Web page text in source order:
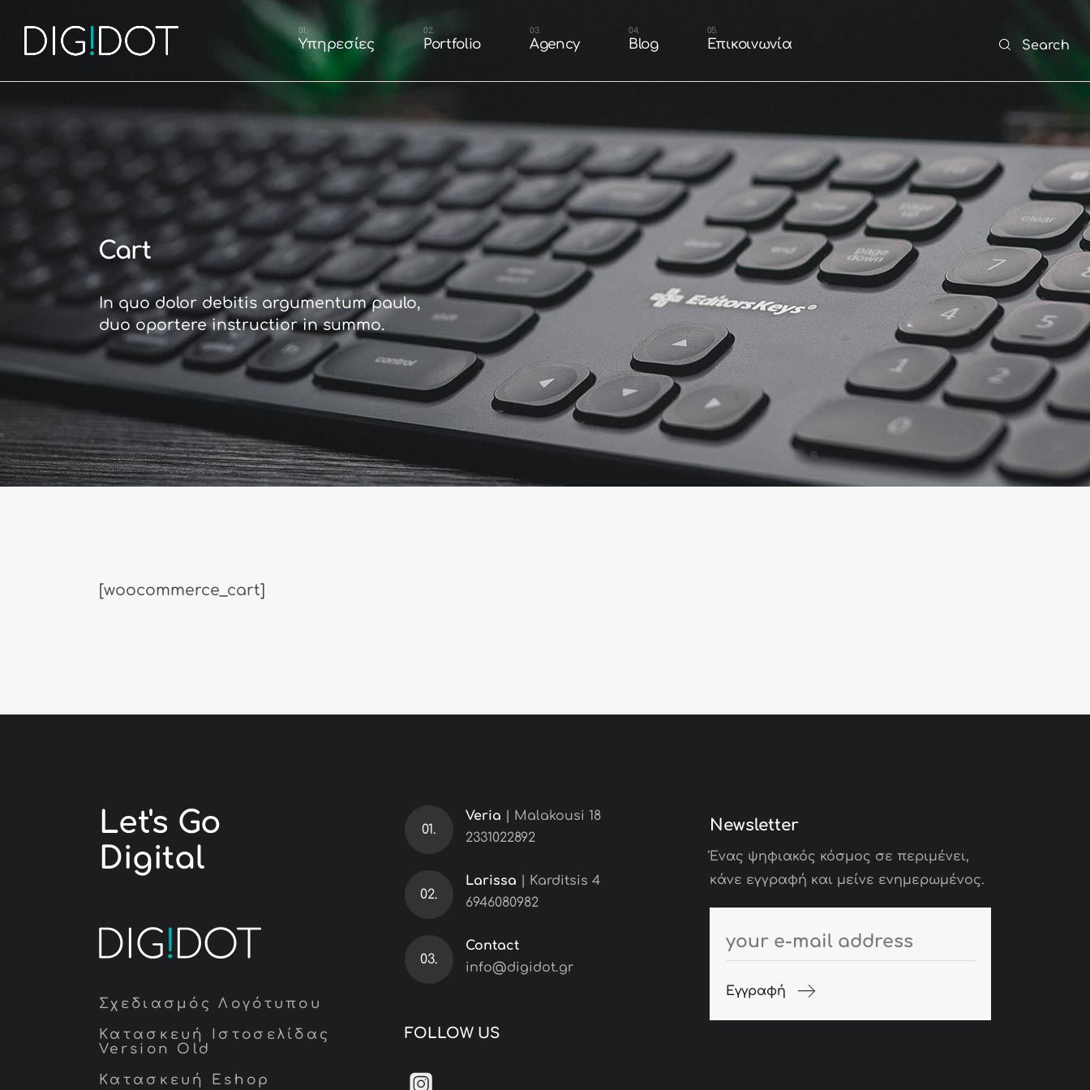
Υπηρεσίες
Graphic Design
Κατασκευή Ιστοσελίδας
Κατασκευή Eshop
Διαχείριση Social Media
Portfolio
Portfolio Branding &
Design
Portfolio Websites
Portfolio Eshop
Portfolio Packaging
Portfolio
Agency
Careers
Blog Επικοινωνία Search
Graphic Design
Κατασκευή Ιστοσελίδας
Διαχείριση Social Media
Portfolio Branding &
Design
Portfolio Packaging
Portfolio
Our Team
Cart
In quo dolor debitis argumentum paulo,
duo oportere instructior in summo.
[woocommerce_cart]
Let's Go
Digital
Σχεδιασμός Λογότυπου
Κατασκευή Ιστοσελίδας
Version Old
Κατασκευή Eshop
01.
Veria | Malakousi 18
2331022892
02.
Larissa | Karditsis 4
6946080982
03.
Contact
info@digidot.gr
FOLLOW US
Newsletter
Ένας ψηφιακός κόσμος σε περιμένει,
κάνε εγγραφή και μείνε ενημερωμένος.
Εγγραφή